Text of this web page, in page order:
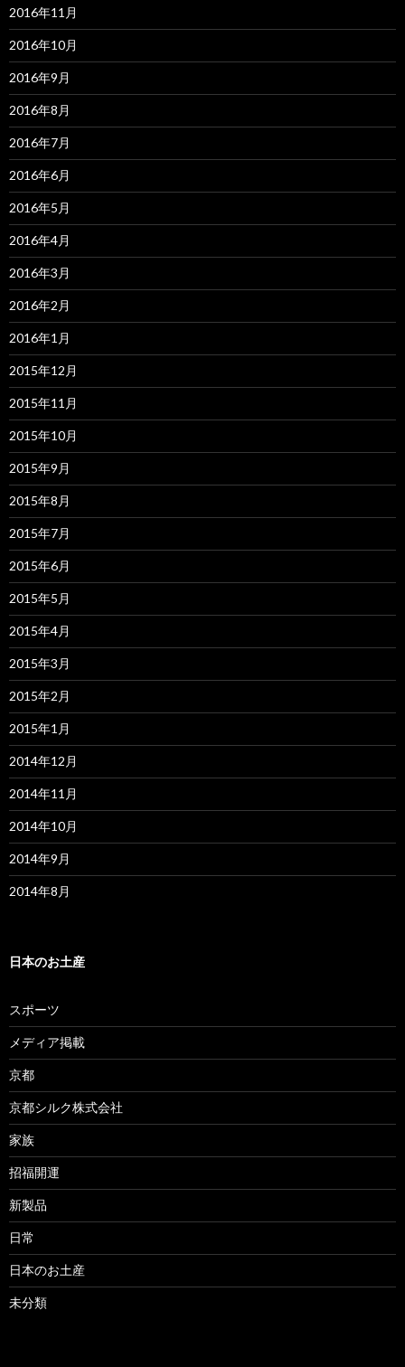
2016年11月
2016年10月
2016年9月
2016年8月
2016年7月
2016年6月
2016年5月
2016年4月
2016年3月
2016年2月
2016年1月
2015年12月
2015年11月
2015年10月
2015年9月
2015年8月
2015年7月
2015年6月
2015年5月
2015年4月
2015年3月
2015年2月
2015年1月
2014年12月
2014年11月
2014年10月
2014年9月
2014年8月
日本のお土産
スポーツ
メディア掲載
京都
京都シルク株式会社
家族
招福開運
新製品
日常
日本のお土産
未分類